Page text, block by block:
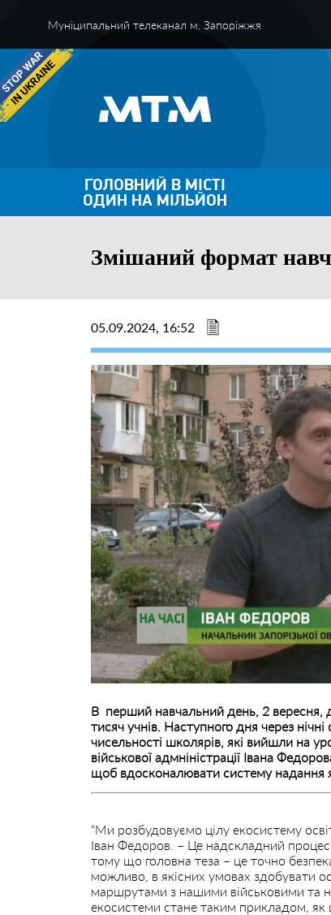
Муніципальний телеканал м. Запоріжжя
ГОЛОВНИЙ В МІСТІ
ОДИН НА МІЛЬЙОН
Змішаний формат
05.09.2024, 16:52
В перший навчальний день, 2 вересня,
тисяч учнів. Наступного дня через
чисельності школярів, які вийшли на
військової адмніністрації Івана
щоб вдосконалювати систему надання
“Ми розбудовуємо цілу екосистему
Іван Федоров. – Це надскладний
тому що головна теза – це точно
можливо, в якісних умовах здобувати
маршрутами з нашими військовими та
екосистеми стане таким прикладом, як